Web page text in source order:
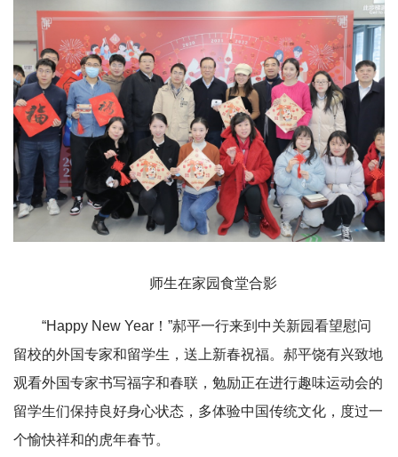
师生在家园食堂合影
“Happy New Year！”郝平一行来到中关新园看望慰问
留校的外国专家和留学生，送上新春祝福。郝平饶有兴致地
观看外国专家书写福字和春联，勉励正在进行趣味运动会的
留学生们保持良好身心状态，多体验中国传统文化，度过一
个愉快祥和的虎年春节。